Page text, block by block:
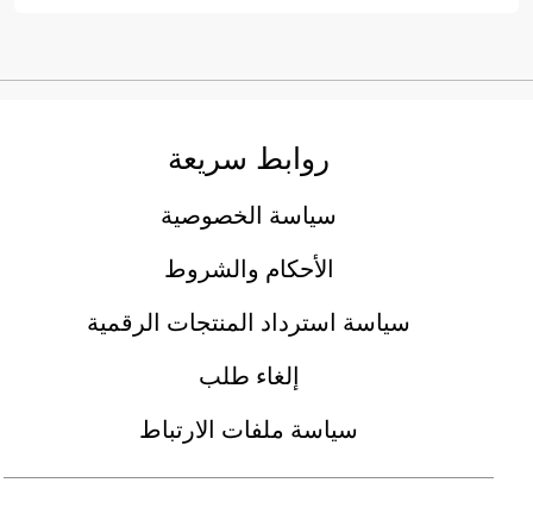
روابط سريعة
سياسة الخصوصية
الأحكام والشروط
سياسة استرداد المنتجات الرقمية
إلغاء طلب
سياسة ملفات الارتباط